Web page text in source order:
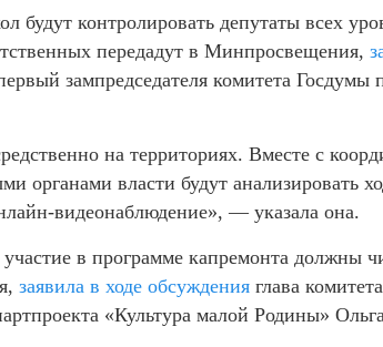
будут контролировать депутаты всех
передадут в Минпросвещения,
зампредседателя комитета Госдумы
на территориях. Вместе с
органами власти будут анализировать
видеонаблюдение», — указала она.
участие в программе капремонта должны
заявила в ходе обсуждения глава
«Культура малой Родины»